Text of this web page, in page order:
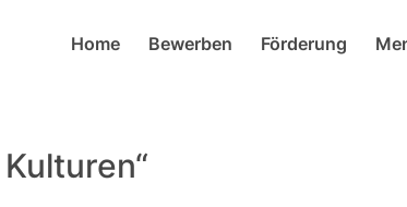
Home Bewerben Förderung